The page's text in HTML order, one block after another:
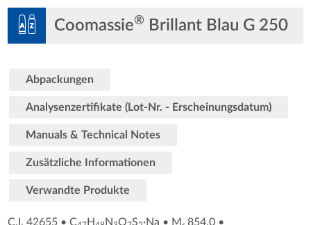
Coomassie® Brillant Blau G 250
Abpackungen
Analysenzertifikate (Lot-Nr. - Erscheinungsdatum)
Manuals & Technical Notes
Zusätzliche Informationen
Verwandte Produkte
C.I. 42655 •C H N O S ·Na • M 854.0 •